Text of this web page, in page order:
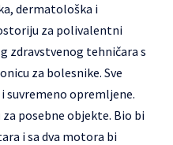
dermatološka i
za polivalentni
zdravstvenog tehničara s
za bolesnike. Sve
opremljene.
posebne objekte. Bio bi
i sa dva motora bi